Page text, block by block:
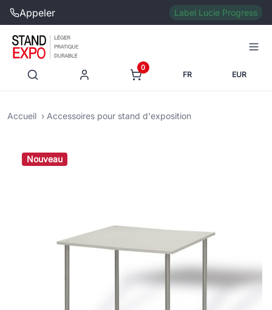
Appeler Label Lucie Progress
0
FR EUR
Accueil Accessoires pour stand d'exposition
Nouveau